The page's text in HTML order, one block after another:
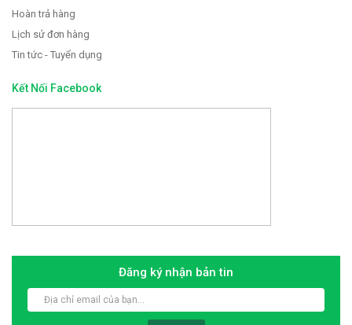
Hoàn trả hàng
Lịch sử đơn hàng
Tin tức - Tuyển dụng
Kết Nối Facebook
Đăng ký nhận bản tin